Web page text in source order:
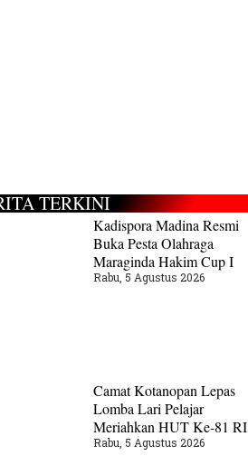
TERKINI
Kadispora Madina Resmi
Buka Pesta Olahraga
Maraginda Hakim Cup I
Rabu, 5 Agustus 2026
Camat Kotanopan Lepas
Lomba Lari Pelajar
Meriahkan HUT Ke-81 RI
Rabu, 5 Agustus 2026